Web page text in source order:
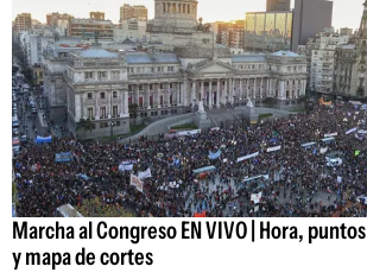
Marcha al Congreso EN VIVO | Hora,
y mapa de cortes